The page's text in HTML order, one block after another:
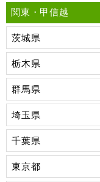
関東・甲信越
茨城県
栃木県
群馬県
埼玉県
千葉県
東京都